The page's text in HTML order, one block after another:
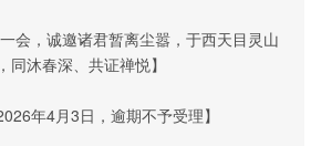
会，诚邀诸君暂离尘嚣，于西天目灵山
沐春深、共证禅悦】
年4月3日，逾期不予受理】